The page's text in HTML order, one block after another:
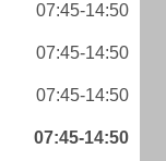
07:45-14:50
07:45-14:50
07:45-14:50
07:45-14:50